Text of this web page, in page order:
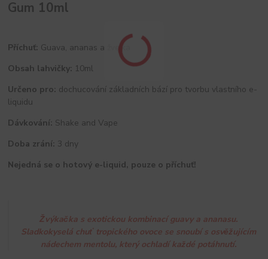
Gum 10ml
Příchuť: Guava, ananas a žvejka
Obsah lahvičky: 10ml
Určeno pro: dochucování základních bází pro tvorbu vlastního e-
liquidu
Dávkování: Shake and Vape
Doba zrání: 3 dny
Nejedná se o hotový e-liquid, pouze o příchuť!
Žvýkačka s exotickou kombinací guavy a ananasu.
Sladkokyselá chuť tropického ovoce se snoubí s osvěžujícím
nádechem mentolu, který ochladí každé potáhnutí.